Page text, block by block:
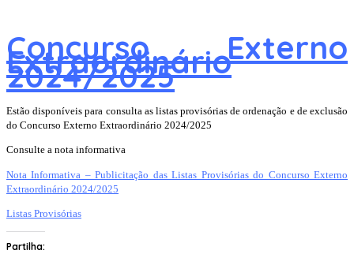
Concurso Externo
Extraordinário
2024/2025
Estão disponíveis para consulta as listas provisórias de ordenação e de exclusão
do Concurso Externo Extraordinário 2024/2025
Consulte a nota informativa
Nota Informativa – Publicitação das Listas Provisórias do Concurso Externo
Extraordinário 2024/2025
Listas Provisórias
Partilha: